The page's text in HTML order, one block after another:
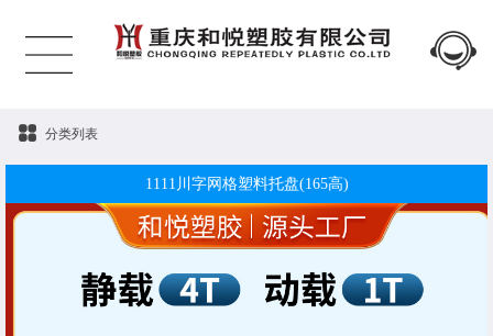
分类列表
1111川字网格塑料托盘(165高)